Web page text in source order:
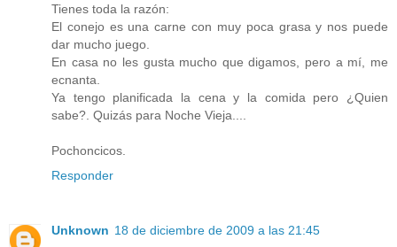
Tienes toda la razón:
El conejo es una carne con muy poca grasa y nos puede
dar mucho juego.
En casa no les gusta mucho que digamos, pero a mí, me
ecnanta.
Ya tengo planificada la cena y la comida pero ¿Quien
sabe?. Quizás para Noche Vieja....
Pochoncicos.
Responder
Unknown 18 de diciembre de 2009 a las 21:45